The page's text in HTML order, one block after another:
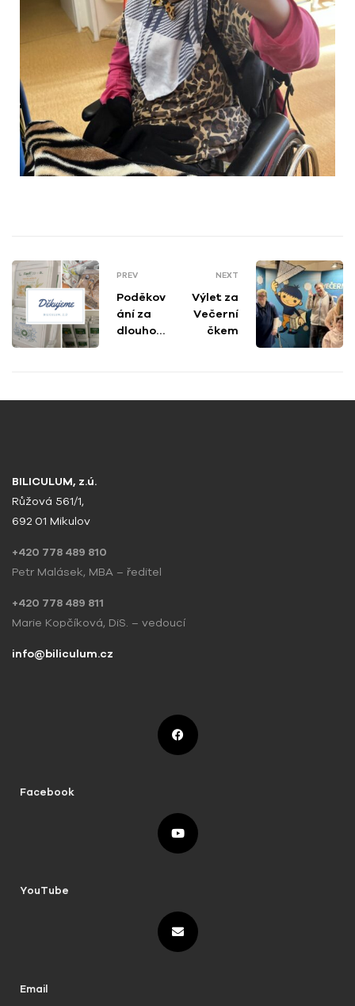
PREV
Poděkov
ání za
dlouhod
NEXT
Výlet za
Večerní
čkem
BILICULUM, z.ú.
Růžová 561/1,
692 01 Mikulov
+420 778 489 810
Petr Malásek, MBA – ředitel
+420 778 489 811
Marie Kopčíková, DiS. – vedoucí
info@biliculum.cz
Facebook
YouTube
Email